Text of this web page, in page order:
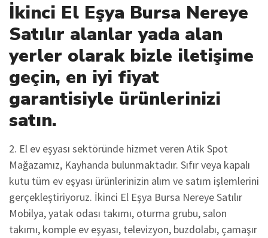
İkinci El Eşya Bursa Nereye
Satılır alanlar yada alan
yerler olarak bizle iletişime
geçin, en iyi fiyat
garantisiyle ürünlerinizi
satın.
2. El ev eşyası sektöründe hizmet veren Atik Spot
Mağazamız, Kayhanda bulunmaktadır. Sıfır veya kapalı
kutu tüm ev eşyası ürünlerinizin alım ve satım işlemlerini
gerçekleştiriyoruz. İkinci El Eşya Bursa Nereye Satılır
Mobilya, yatak odası takımı, oturma grubu, salon
takımı, komple ev eşyası, televizyon, buzdolabı, çamaşır